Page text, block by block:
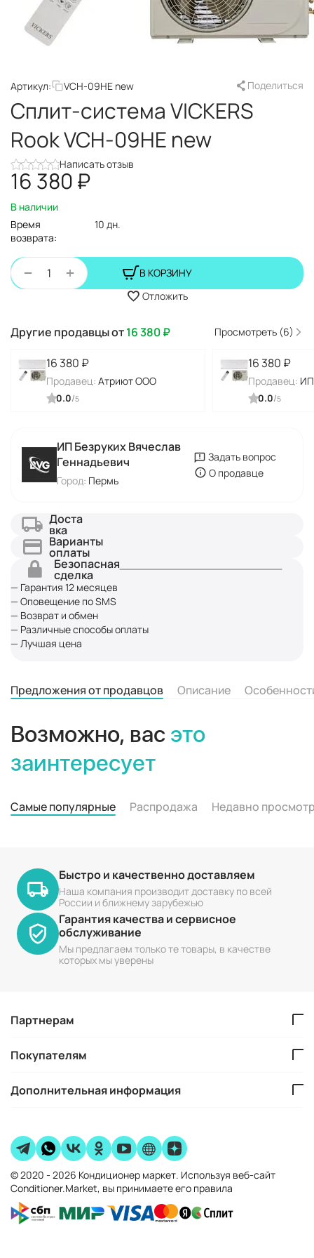
Артикул: VCH-09HE new Поделиться
Сплит-система VICKERS
Rook VCH-09HE new
Написать отзыв
16 380₽
В наличии
Время
возврата:
10 дн.
+
−
В КОРЗИНУ
Отложить
Другие продавцы от16 380₽ Просмотреть (6)
16 380 ₽
Продавец: Атриют ООО
0.0/5
16 380 ₽
Продавец:
0.0/5
ИП Безруких Вячеслав
Геннадьевич
Город: Пермь
Задать вопрос
О продавце
Доста
вка
Варианты
оплаты
Безопасная
сделка
— Гарантия 12 месяцев
— Оповещение по SMS
— Возврат и обмен
— Различные способы оплаты
— Лучшая цена
Предложения от продавцов Описание
Возможно, вас это
заинтересует
Самые популярные Распродажа Недавно
Быстро и качественно доставляем
Наша компания производит доставку по всей
России и ближнему зарубежью
Гарантия качества и сервисное
обслуживание
Мы предлагаем только те товары, в качестве
которых мы уверены
Партнерам
Покупателям
Дополнительная информация
© 2020 - 2026 Кондиционер маркет. Используя веб-сайт
Conditioner.Market, вы принимаете его правила